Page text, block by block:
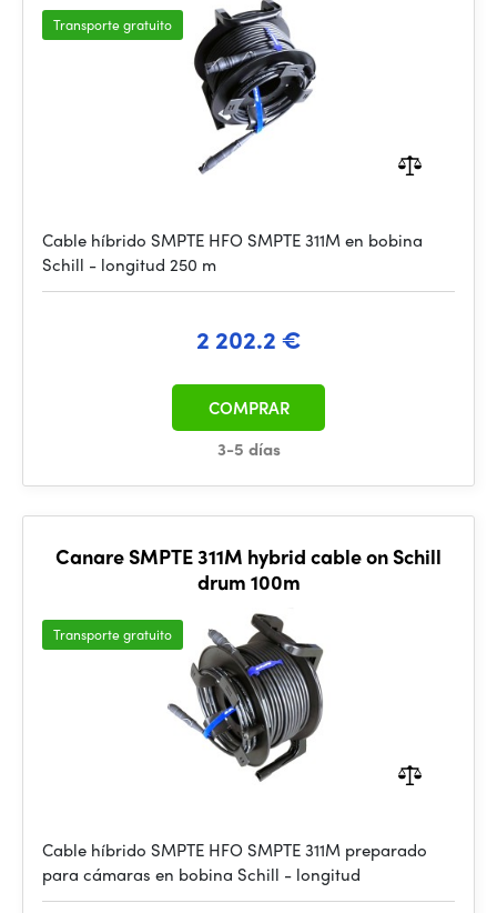
Transporte gratuito
Cable híbrido SMPTE HFO SMPTE 311M en bobina
Schill - longitud 250 m
2 202.2 €
3-5 días
COMPRAR
Canare SMPTE 311M hybrid cable on Schill
drum 100m
Transporte gratuito
Cable híbrido SMPTE HFO SMPTE 311M preparado
para cámaras en bobina Schill - longitud